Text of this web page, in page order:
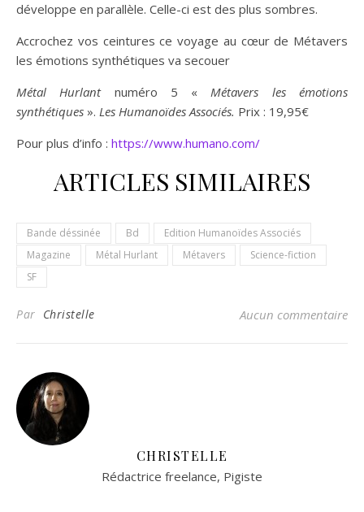
développe en parallèle. Celle-ci est des plus sombres.
Accrochez vos ceintures ce voyage au cœur de Métavers
les émotions synthétiques va secouer
Métal Hurlantnuméro 5 «Métavers les émotions
synthétiques ». Les Humanoïdes Associés. Prix : 19,95€
Pour plus d’info : https://www.humano.com/
ARTICLES SIMILAIRES
Bande déssinée Bd
Edition Humanoïdes Associés
Magazine
Métal Hurlant Métavers
Science-fiction
SF
Par Christelle Aucun commentaire
CHRISTELLE
Rédactrice freelance, Pigiste